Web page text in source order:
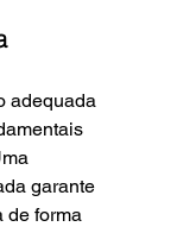
adequada
garante
de forma